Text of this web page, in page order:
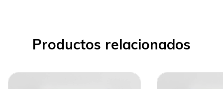
Productos relacionados